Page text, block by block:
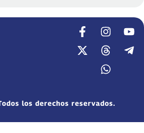
los derechos reservados.